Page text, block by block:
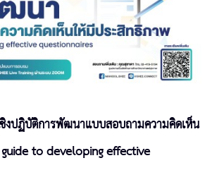
ชิงปฏิบัติการพัฒนาแบบสอบถามความคิดเห็น
to developing effective